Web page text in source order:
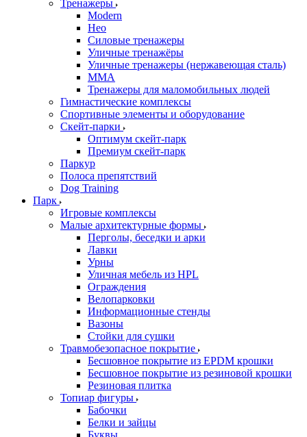
Тренажеры
Modern
Нео
Силовые тренажеры
Уличные тренажёры
Уличные тренажеры (нержавеющая сталь)
ММА
Тренажеры для маломобильных людей
Гимнастические комплексы
Спортивные элементы и оборудование
Скейт-парки
Оптимум скейт-парк
Премиум скейт-парк
Паркур
Полоса препятствий
Dog Training
Парк
Игровые комплексы
Малые архитектурные формы
Перголы, беседки и арки
Лавки
Урны
Уличная мебель из HPL
Ограждения
Велопарковки
Информационные стенды
Вазоны
Стойки для сушки
Травмобезопасное покрытие
Бесшовное покрытие из EPDM крошки
Бесшовное покрытие из резиновой крошки
Резиновая плитка
Топиар фигуры
Бабочки
Белки и зайцы
Буквы